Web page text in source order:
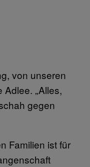
von unseren
Adlee. „Alles,
gegen
Familien ist für